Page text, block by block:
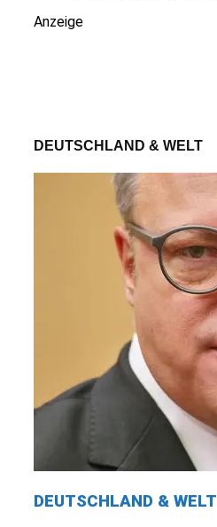
Anzeige
DEUTSCHLAND & WELT
DEUTSCHLAND & WELT